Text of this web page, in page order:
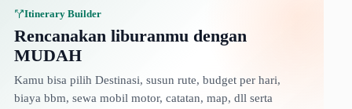
Itinerary Builder
Rencanakan liburanmu dengan
MUDAH
Kamu bisa pilih Destinasi, susun rute, budget per hari,
biaya bbm, sewa mobil motor, catatan, map, dll serta